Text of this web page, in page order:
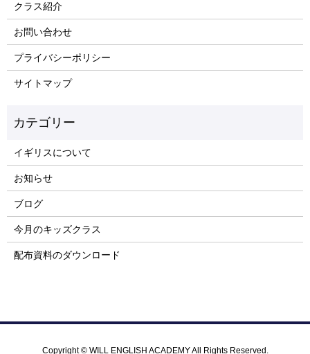
クラス紹介
お問い合わせ
プライバシーポリシー
サイトマップ
イギリスについて
お知らせ
ブログ
今月のキッズクラス
配布資料のダウンロード
Copyright © WILL ENGLISH ACADEMY All Rights Reserved.